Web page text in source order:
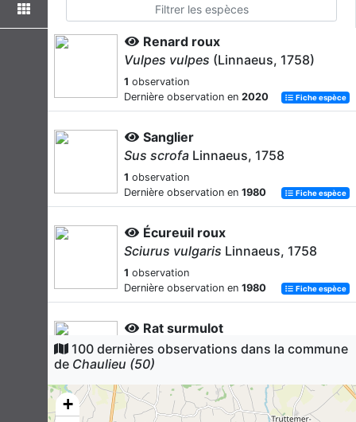
Renard roux
Vulpes vulpes (Linnaeus, 1758)
1 observation
Dernière observation en 2020 Fiche espèce
Sanglier
Sus scrofa Linnaeus, 1758
1 observation
Dernière observation en 1980 Fiche espèce
Écureuil roux
Sciurus vulgaris Linnaeus, 1758
1 observation
Dernière observation en 1980 Fiche espèce
Rat surmulot
Rattus norvegicus(Berkenhout,
1769)
observation
Dernière observation en
1979 Fiche espèce
100 dernières observations dans la commune
de Chaulieu (50)
+